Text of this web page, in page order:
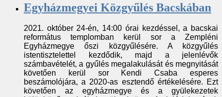
Egyházmegyei Közgyűlés Bacskában
2021. október 24-én, 14:00 órai kezdéssel, a bacskai
református templomban kerül sor a Zempléni
Egyházmegye őszi közgyűlésére. A közgyűlés
istentisztelettel kezdődik, majd a jelenlévők
számbavételét, a gyűlés megalakulását és megnyitását
követően kerül sor Kendi Csaba esperes
beszámolójára, a 2020-as esztendő értékelésére. Ezt
követően az egyházmegye és a gyülekezetek